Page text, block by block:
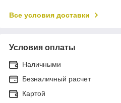
Все условия доставки
Условия оплаты
Наличными
Безналичный расчет
Картой